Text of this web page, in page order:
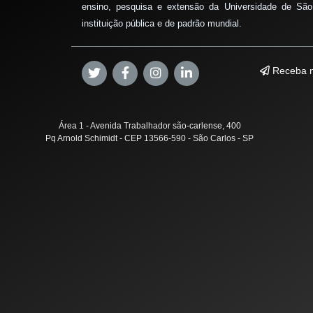
ensino, pesquisa e extensão da Universidade de
instituição pública e de padrão mundial.
Receba
Área 1 - Avenida Trabalhador são-carlense, 400
Pq Arnold Schimidt - CEP 13566-590 - São Carlos - SP